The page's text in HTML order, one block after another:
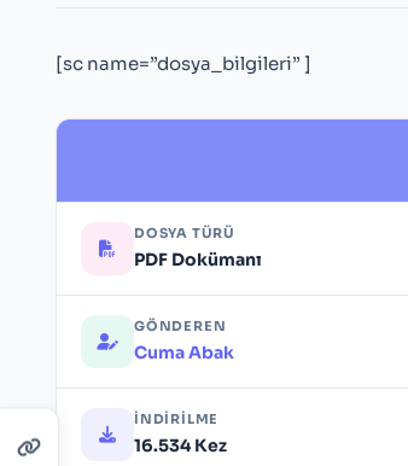
[sc name=”dosya_bilgileri” ]
DOSYA TÜRÜ
PDF Dokümanı
GÖNDEREN
Cuma Abak
İNDIRILME
16.534 Kez